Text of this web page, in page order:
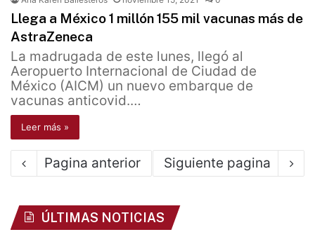
Llega a México 1 millón 155 mil vacunas más de
AstraZeneca
La madrugada de este lunes, llegó al
Aeropuerto Internacional de Ciudad de
México (AICM) un nuevo embarque de
vacunas anticovid.…
Leer más »
Pagina anterior Siguiente pagina
ÚLTIMAS NOTICIAS